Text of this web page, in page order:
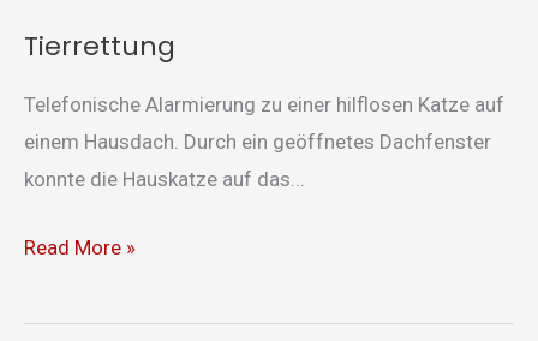
Tierrettung
Telefonische Alarmierung zu einer hilflosen Katze auf
einem Hausdach. Durch ein geöffnetes Dachfenster
konnte die Hauskatze auf das...
Read More »